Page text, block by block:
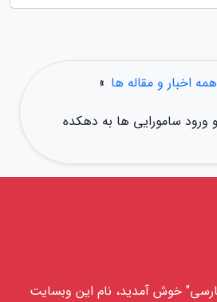
همه اخبار و مقاله ها »
سامورایی ها به دهکده
پارسی" خوش آمدید، نام این وبسایت